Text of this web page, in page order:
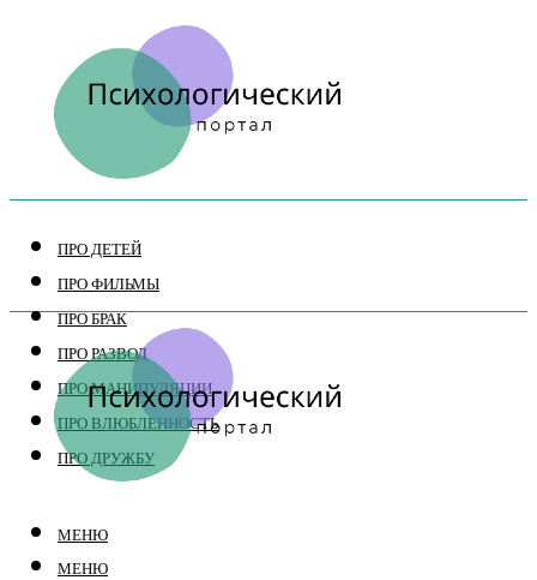
ПРО ДЕТЕЙ
ПРО ФИЛЬМЫ
ПРО БРАК
ПРО РАЗВОД
ПРО МАНИПУЛЯЦИИ
ПРО ВЛЮБЛЕННОСТЬ
ПРО ДРУЖБУ
МЕНЮ
МЕНЮ